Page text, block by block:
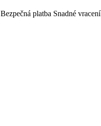
Bezpečná platba Snadné vracení